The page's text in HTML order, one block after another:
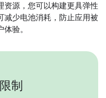
资源，您可以构建更具弹性
减少电池消耗，防止应用被
验。
制